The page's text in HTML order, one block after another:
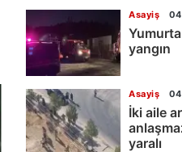
Asayiş
yangın
Asayiş
İki aile
yaralı